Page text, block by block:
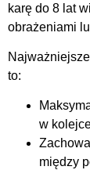
karę do 8 lat
obrażeniami
Najważniejsze
to:
w
między